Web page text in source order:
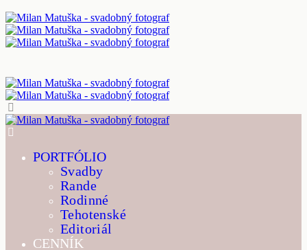
PORTFÓLIO
Svadby
Rande
Rodinné
Tehotenské
Editoriál
CENNÍK